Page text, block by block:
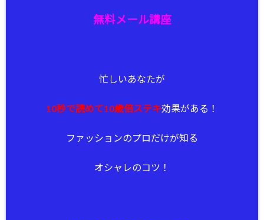
無料メール講座
忙しいあなたが
10秒で読めて10歳倍ステキ効果がある！
ファッションのプロだけが知る
オシャレのコツ！